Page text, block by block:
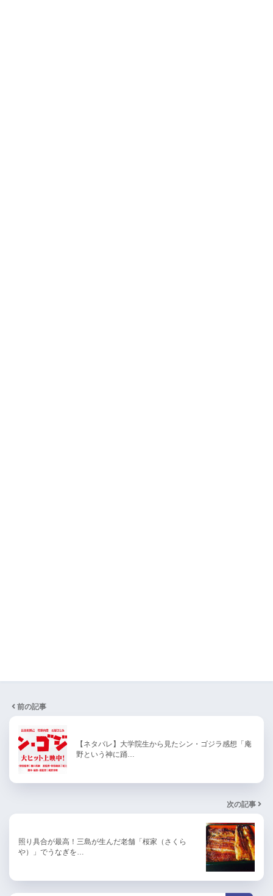
前の記事
【ネタバレ】大学院生から見たシン・ゴジラ感想「庵
野という神に踊…
次の記事
照り具合が最高！三島が生んだ老舗「桜家（さくら
や）」でうなぎを…